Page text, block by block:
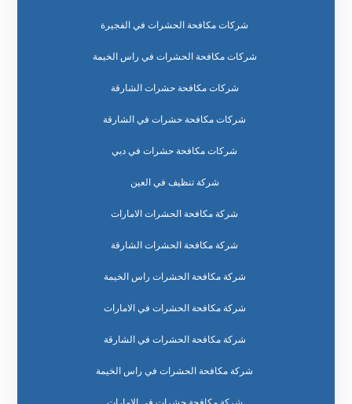
شركات مكافحة الحشرات في الفجيرة
شركات مكافحة الحشرات في راس الخيمة
شركات مكافحة حشرات الشارقة
شركات مكافحة حشرات في الشارقة
شركات مكافحة حشرات في دبي
شركة تنظيف في العين
شركة مكافحة الحشرات الامارات
شركة مكافحة الحشرات الشارقة
شركة مكافحة الحشرات راس الخيمة
شركة مكافحة الحشرات في الامارات
شركة مكافحة الحشرات في الشارقة
شركة مكافحة الحشرات في راس الخيمة